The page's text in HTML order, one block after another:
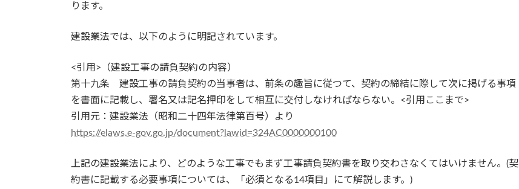
ります。
建設業法では、以下のように明記されています。
<引用>（建設工事の請負契約の内容）
第十九条 建設工事の請負契約の当事者は、前条の趣旨に従つて、契約の締結に際して次に掲げる事項
を書面に記載し、署名又は記名押印をして相互に交付しなければならない。<引用ここまで>
引用元：建設業法（昭和二十四年法律第百号）より
https://elaws.e-gov.go.jp/document?lawid=324AC0000000100
上記の建設業法により、どのような工事でもまず工事請負契約書を取り交わさなくてはいけません。(契
約書に記載する必要事項については、「必須となる14項目」にて解説します。)